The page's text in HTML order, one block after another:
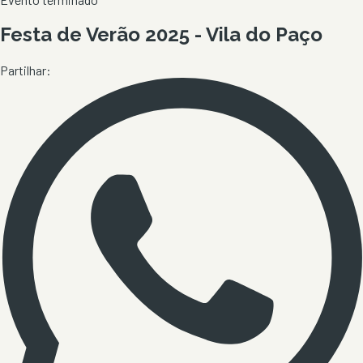
Festa de Verão 2025 - Vila do Paço
Partilhar: